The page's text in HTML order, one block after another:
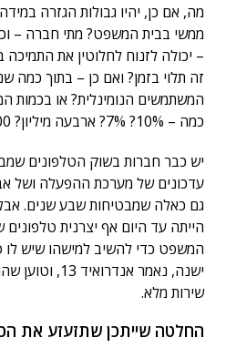
מה, אם כן, יהיו גבולות הגזרה
ממשי בבית המשפט? מתי חברה –
– יכולה לזנוח לחלוטין את
זה תלוי בזמן? ואם כן – בתוך כמה
המשתמשים הנומינלית? או בכמות
כמה – 10%? 7%? ארבעה מיליון? 200 אלף?
יש כבר חברות בשוק הטלפונים
עדכונים של מערכת ההפעלה ושל
גם כאלה שמבטיחות שבע שנים.
הייתה עד היום אף יצרנית
המשפט כדי להשיב למישהו שיש
ישנה, נאמר
שירות מלא.
החלטה שייתכן שתזעזע את